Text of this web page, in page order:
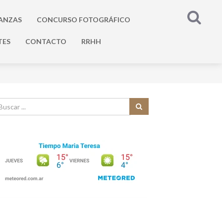
CONCURSO FOTOGRÁFICO
CONTACTO RRHH